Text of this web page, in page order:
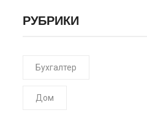
РУБРИКИ
Бухгалтер
Дом